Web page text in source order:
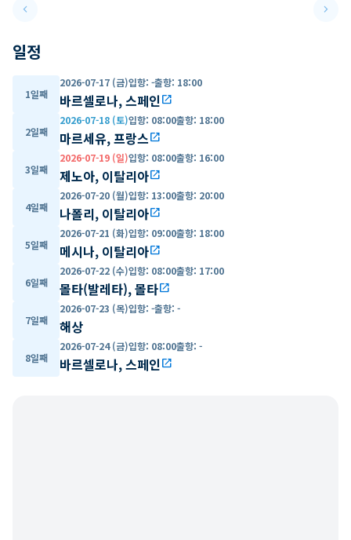
keyboard_arrow_leftPrevious slide keyboard_arrow_right
일정
1일째
2026-07-17 (금)입항: -출항: 18:00
바르셀로나, 스페인open_in_new
2일째
2026-07-18 (토)입항: 08:00출항: 18:00
마르세유, 프랑스open_in_new
3일째
2026-07-19 (일)입항: 08:00출항: 16:00
제노아, 이탈리아open_in_new
4일째
2026-07-20 (월)입항: 13:00출항: 20:00
나폴리, 이탈리아open_in_new
5일째
2026-07-21 (화)입항: 09:00출항: 18:00
메시나, 이탈리아open_in_new
6일째
2026-07-22 (수)입항: 08:00출항: 17:00
몰타(발레타), 몰타open_in_new
7일째
2026-07-23 (목)입항: -출항: -
해상
8일째
2026-07-24 (금)입항: 08:00출항: -
바르셀로나, 스페인open_in_new